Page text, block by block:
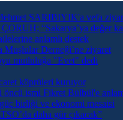
SARIBIYIK'a vefa
“Sakarya’ya değer
anlamlı destek
Muşlular Derneği’ne ziyaret
mutluluğa "Evet" dedi
köprüleri kuruyor
öncü ismi Fikret Bülbül'e
birliği ve ekonomi mesaisi
daha gür çıkacak”